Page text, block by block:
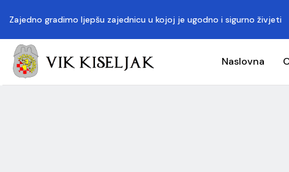
Zajedno gradimo ljepšu zajednicu u kojoj je ugodno i sigurno živjeti
Naslovna